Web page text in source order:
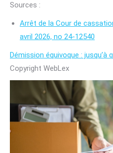
Sources :
Arrêt de la Cour de
avril 2026, no 24-12540
Démission équivoque : jusqu’à
Copyright WebLex